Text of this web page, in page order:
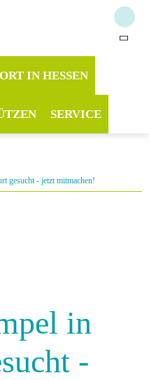
IN HESSEN
SERVICE
gesucht - jetzt mitmachen!
in
-